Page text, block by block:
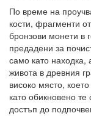
По време на
кости, фрагменти
бронзови монети в
предадени за
само като находка,
живота в древния
високо място,
като обикновено
достъп до